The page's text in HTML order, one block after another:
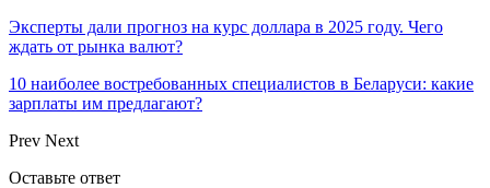
Эксперты дали прогноз на курс доллара в 2025 году. Чего
ждать от рынка валют?
10 наиболее востребованных специалистов в Беларуси: какие
зарплаты им предлагают?
Prev Next
Оставьте ответ